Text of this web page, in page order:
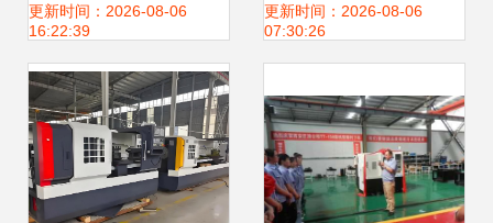
品加工行业水污染
治理的绿色科技革
命
更新时间：2026-08-06
16:22:39
中心的技术创新与
更新时间：2026-08-06
07:30:26